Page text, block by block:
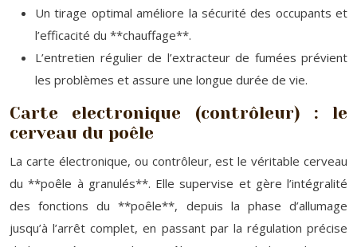
Un tirage optimal améliore la sécurité des occupants et
l’efficacité du **chauffage**.
L’entretien régulier de l’extracteur de fumées prévient
les problèmes et assure une longue durée de vie.
Carte electronique (contrôleur) : le
cerveau du poêle
La carte électronique, ou contrôleur, est le véritable cerveau
du **poêle à granulés**. Elle supervise et gère l’intégralité
des fonctions du **poêle**, depuis la phase d’allumage
jusqu’à l’arrêt complet, en passant par la régulation précise